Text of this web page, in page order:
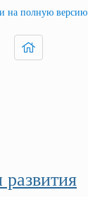
на полную версию